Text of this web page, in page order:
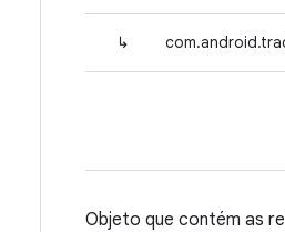
↳
Objeto que contém as